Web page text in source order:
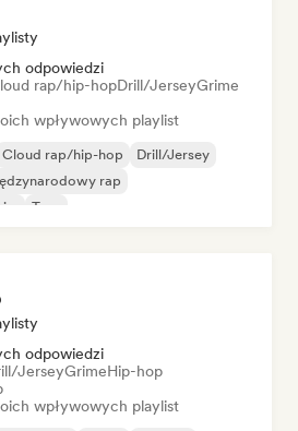
odpowiedzi
rap/hip-hopDrill/JerseyGrime
wpływowych playlist
Cloud rap/hip-hop
Drill/Jersey
rap
Trap
odpowiedzi
JerseyGrimeHip-hop
wpływowych playlist